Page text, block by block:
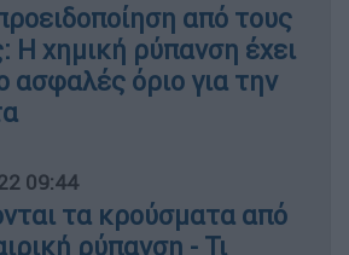
από τους
Η χημική ρύπανση έχει
ασφαλές όριο για την
09:44
τα κρούσματα από
ρύπανση - Τι